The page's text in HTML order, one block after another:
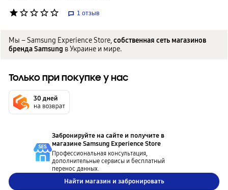
star star_border star_border star_border star_border 1 отзыв
Мы – Samsung Experience Store,собственная сеть магазинов
бренда Samsung в Украине и мире.
Только при покупке у нас
Забронируйте на сайте и получите в
магазинеSamsung Experience Store
Профессиональная консультация,
дополнительные сервисы и бесплатный
перенос данных.
Найти магазин и забронировать